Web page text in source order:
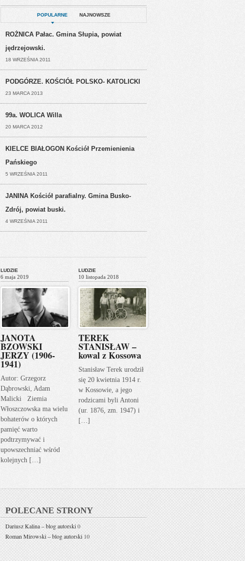
POPULARNE NAJNOWSZE
ROŻNICA Pałac. Gmina Słupia, powiat
jędrzejowski.
18 WRZEŚNIA 2011
PODGÓRZE. KOŚCIÓŁ POLSKO- KATOLICKI
23 MARCA 2013
99a. WOLICA Willa
20 MARCA 2012
KIELCE BIAŁOGON Kościół Przemienienia
Pańskiego
5 WRZEŚNIA 2011
JANINA Kościół parafialny. Gmina Busko-
Zdrój, powiat buski.
4 WRZEŚNIA 2011
LUDZIE
6 maja 2019
JANOTA
BZOWSKI
JERZY (1906-
1941)
Autor: Grzegorz
Dąbrowski, Adam
Malicki Ziemia
Włoszczowska ma wielu
bohaterów o których
pamięć warto
podtrzymywać i
upowszechniać wśród
kolejnych […]
LUDZIE
10 listopada 2018
TEREK
STANISŁAW –
kowal z Kossowa
Stanisław Terek urodził
się 20 kwietnia 1914 r.
w Kossowie, a jego
rodzicami byli Antoni
(ur. 1876, zm. 1947) i
[…]
POLECANE STRONY
Dariusz Kalina – blog autorski0
Roman Mirowski – blog autorski 10